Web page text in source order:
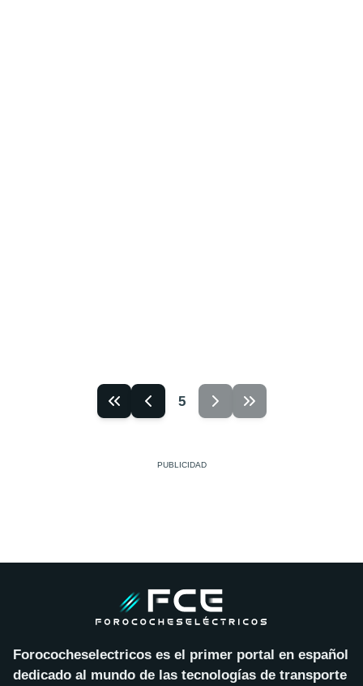
5
Forococheselectricos es el primer portal en español
dedicado al mundo de las tecnologías de transporte